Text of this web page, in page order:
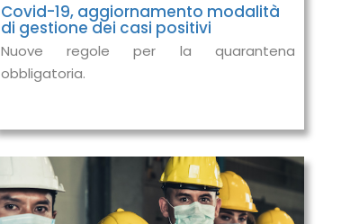
Covid-19, aggiornamento modalità
di gestione dei casi positivi
Nuove regole per la quarantena
obbligatoria.